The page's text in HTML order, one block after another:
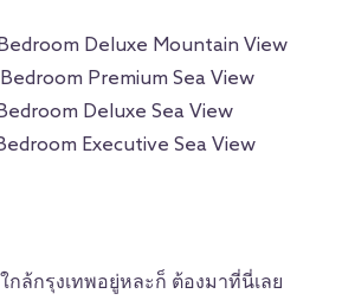
Deluxe Mountain View
Premium Sea View
Deluxe Sea View
Executive Sea View
ล้กรุงเทพอยู่หละก็ ต้องมาที่นี่เลย